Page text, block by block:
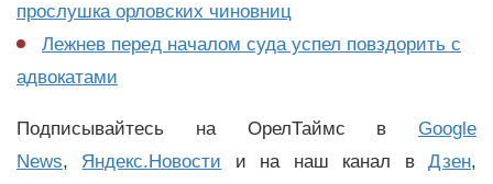
прослушка орловских чиновниц
Лежнев перед началом суда успел повздорить с
адвокатами
Подписывайтесь на ОрелТаймс в Google
News, Яндекс.Новости и на наш канал вДзен,